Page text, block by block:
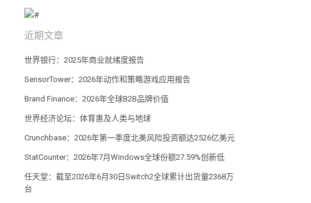
近期文章
世界银行：2025年商业就绪度报告
SensorTower：2026年动作和策略游戏应用报告
Brand Finance：2026年全球B2B品牌价值
世界经济论坛：体育惠及人类与地球
Crunchbase：2026年第一季度北美风险投资额达2526亿美元
StatCounter：2026年7月Windows全球份额27.59%创新低
任天堂：截至2026年6月30日Switch2全球累计出货量2368万
台